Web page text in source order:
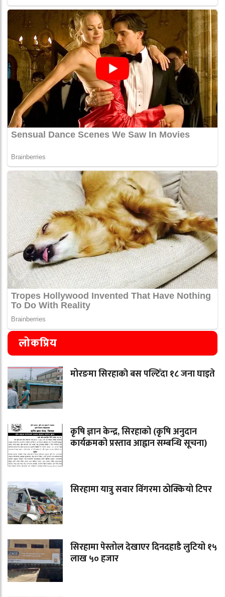
लोकप्रिय
मोरङमा सिरहाकाे बस पल्टिँदा १८ जना घाइते
कृषि ज्ञान केन्द्र, सिरहाको (कृषि अनुदान
कार्यक्रमको प्रस्ताव आह्वान सम्बन्धि सूचना)
सिरहामा यात्रु सवार विंगरमा ठोक्कियो टिपर
सिरहामा पेस्तोल देखाएर दिनदहाडै लुटियो १५
लाख ५० हजार